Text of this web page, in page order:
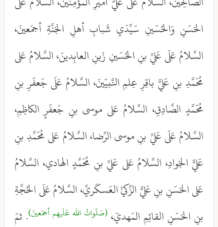
الحَسَنِ وَالحُسَينِ سَيِّدَي شَبابِ أهلِ الجَنَّةِ أجمَعينَ،
السَّلامُ عَلَى عَليِّ بنِ الحُسَينِ زَينِ العابِدينَ، السَّلامُ عَلى
مُحَمَّدِ بنِ عَليٍّ باقِرِ عِلمِ النَّبيّينَ، السَّلامُ عَلَى جَعفَرِ بنِ
مُحَمَّدٍ الصَّادِقِ، السَّلامُ عَلى موسى بنِ جَعفَرٍ الكاظِمِ،
السَّلامُ عَلَى عَليِّ بنِ موسى الرِّضا، السَّلامُ عَلى مُحَمَّدِ بنِ
عَليٍّ الجَوادِ، السَّلامُ عَلى عَليِّ بنِ مُحَمَّدٍ الهادي، السَّلامُ
عَلى الحَسَنِ بنِ عَليٍّ الزَّكيِّ العَسكَريِّ، السَّلامُ عَلَى الحُجَّةِ
بنِ الحَسَنِ القائِمِ المَهديّ، (صَلَواتُ الله عَلَيهِم أجمَعينَ). ثمّ